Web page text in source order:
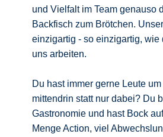
und Vielfalt im Team genauso
Backfisch zum Brötchen.
einzigartig - so einzigartig, wie
uns arbeiten.
Du hast immer gerne Leute
mittendrin statt nur dabei? Du
Gastronomie und hast Bock
Menge Action, viel